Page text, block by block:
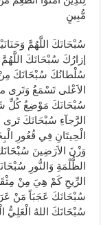
مُّبِينٍ
سُبْحَانَكَ اللَّهُمَّ
إزارُكَ سُبْحَانَكَ
سُلْطانُكَ سُبْحَانَكَ
الاَعْلى تَسْمَعُ وَتَرى
سُبْحَانَكَ مَوْضِعُ كُلِّ
الرَّجآءِ سُبْحَانَكَ
الْحِيتَانِ فِي قُعُورِ
وَزْنَ الاَرَضِينَ
الظُّلْمَةِ وَالنُّورِ
الرِّيحِ كَمْ هِيَ مِنْ
سُبْحَانَكَ عَجَبَاً مَنْ
سُبْحَانَكَ اللهُ الْعَلِيُّ